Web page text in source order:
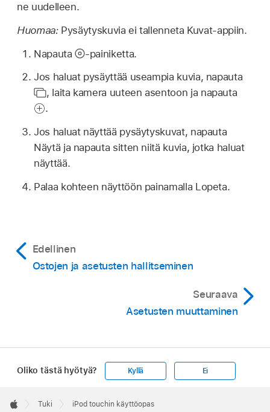
ne uudelleen.
Huomaa: Pysäytyskuvia ei tallenneta Kuvat-appiin.
Napauta
-painiketta.
Jos haluat pysäyttää useampia kuvia, napauta
, laita kamera uuteen asentoon ja napauta
.
Jos haluat näyttää pysäytyskuvat, napauta
Näytä ja napauta sitten niitä kuvia, jotka haluat
näyttää.
Palaa kohteen näyttöön painamalla Lopeta.
Edellinen
Ostojen ja asetusten hallitseminen
Seuraava
Asetusten muuttaminen
Oliko tästä hyötyä? Kyllä Ei
Footer

Tuki iPod touchin käyttöopas